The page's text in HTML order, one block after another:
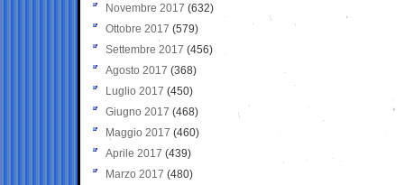
Novembre 2017 (632)
Ottobre 2017 (579)
Settembre 2017 (456)
Agosto 2017 (368)
Luglio 2017 (450)
Giugno 2017 (468)
Maggio 2017 (460)
Aprile 2017 (439)
Marzo 2017 (480)